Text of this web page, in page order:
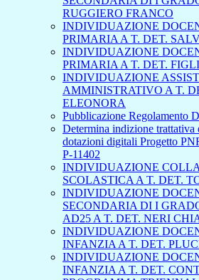
RUGGIERO FRANCO
INDIVIDUAZIONE
PRIMARIA A T. DET.
INDIVIDUAZIONE
PRIMARIA A T. DET.
INDIVIDUAZIONE
AMMINISTRATIVO A T.
ELEONORA
Pubblicazione Regolamento
Determina indizione trattativa
dotazioni digitali Progetto
P-11402
INDIVIDUAZIONE
SCOLASTICA A T. DET.
INDIVIDUAZIONE
SECONDARIA DI I
AD25 A T. DET. NERI
INDIVIDUAZIONE
INFANZIA A T. DET.
INDIVIDUAZIONE
INFANZIA A T. DET.